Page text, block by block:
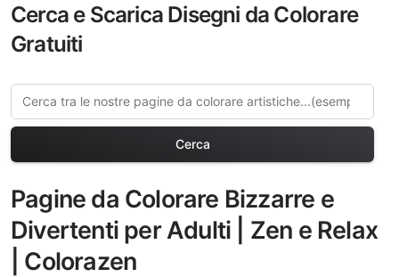
Cerca e Scarica Disegni da Colorare
Gratuiti
Cerca
Pagine da Colorare Bizzarre e
Divertenti per Adulti | Zen e Relax
| Colorazen